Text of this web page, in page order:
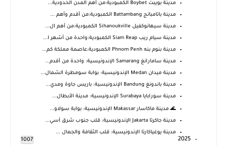
مدينة بويبت Boybet الكمبودية:من أهم المدن الحدودية...
مدينة باتامبانج Battambang الكمبودية:من أقدم وأهم ...
مدينة سيهانوكفيل Sihanoukville الكمبودية:من أهم ال...
مدينة سيام ريب Siam Reap الكمبودية:واحدة من أشهر ا...
مدينة بنوم بنه Phnom Penh الكمبودية:عاصمة مملكة كم...
مدينة سامارانغ Samarang الإندونيسية: واحدة من أقدم...
مدينة ميدان Medan الإندونيسية: بوابة سومطرة الشمال...
مدينة باندونغ Bandung الإندونيسية: باريس جاوة ومدي...
مدينة سورابايا Surabaya الإندونيسية: مدينة الأبطال...
🌊 مدينة ماكاسار Makassar الإندونيسية: بوابة سولاو...
مدينة جاكرتا Jakarta الإندونيسية: قلب جنوب شرق آسي...
مدينة يوغياكارتا الإندونيسية: قلب الثقافة والجمال ...
2025
1007